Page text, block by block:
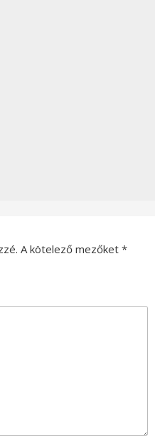
A kötelező mezőket *